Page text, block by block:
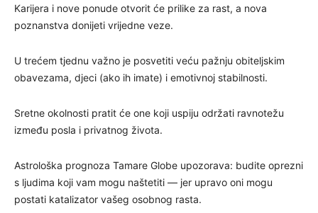
Karijera i nove ponude otvorit će prilike za rast, a nova
poznanstva donijeti vrijedne veze.
U trećem tjednu važno je posvetiti veću pažnju obiteljskim
obavezama, djeci (ako ih imate) i emotivnoj stabilnosti.
Sretne okolnosti pratit će one koji uspiju održati ravnotežu
između posla i privatnog života.
Astrološka prognoza Tamare Globe upozorava: budite oprezni
s ljudima koji vam mogu naštetiti — jer upravo oni mogu
postati katalizator vašeg osobnog rasta.